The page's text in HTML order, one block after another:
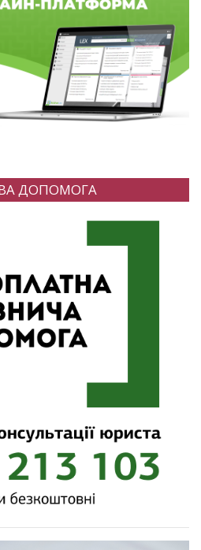
ДОПОМОГА